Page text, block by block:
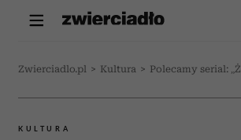
Zwierciadlo.pl > Kultura > Polecamy serial:
KULTURA